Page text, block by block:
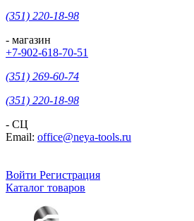
(351) 220-18-98
- магазин
+7-902-618-70-51
(351) 269-60-74
(351) 220-18-98
- СЦ
Email: office@neya-tools.ru
Войти Регистрация
Каталог товаров